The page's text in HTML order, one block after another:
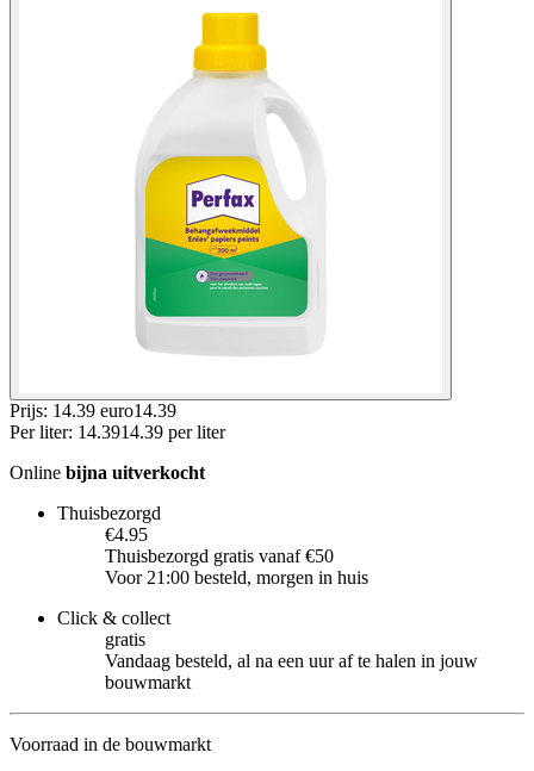
Prijs: 14.39 euro14.39
Per liter: 14.3914.39 per liter
Online bijna uitverkocht
Thuisbezorgd
€4.95
Thuisbezorgd gratis vanaf €50
Voor 21:00 besteld, morgen in huis
Click & collect
gratis
Vandaag besteld, al na een uur af te halen in jouw
bouwmarkt
Voorraad in de bouwmarkt